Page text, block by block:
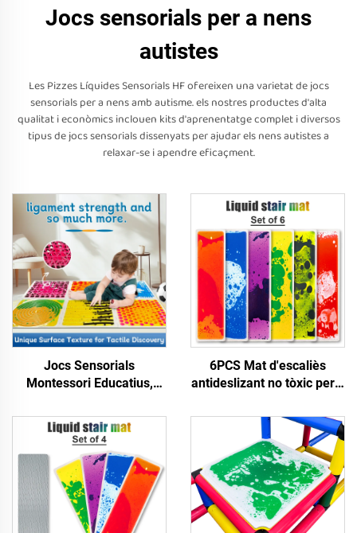
Jocs sensorials per a nens
autistes
Les Pizzes Líquides Sensorials HF ofereixen una varietat de jocs
sensorials per a nens amb autisme. els nostres productes d'alta
qualitat i econòmics inclouen kits d'aprenentatge complet i diversos
tipus de jocs sensorials dissenyats per ajudar els nens autistes a
relaxar-se i apendre eficaçment.
Jocs Sensorials
Montessori Educatius,
Massatge, Tilonets de
Posa al Sòl per a Nens
amb Autisme
6PCS Mat d'escaliès
antideslizant no tòxic per a
per terra educativa per a
infants, jocs sensorials per
a nens autistes